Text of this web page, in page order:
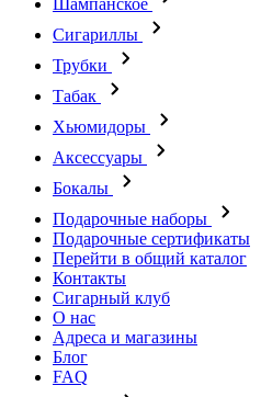
Шампанское
Сигариллы
Трубки
Табак
Хьюмидоры
Аксессуары
Бокалы
Подарочные наборы
Подарочные сертификаты
Перейти в общий каталог
Контакты
Сигарный клуб
О нас
Адреса и магазины
Блог
FAQ